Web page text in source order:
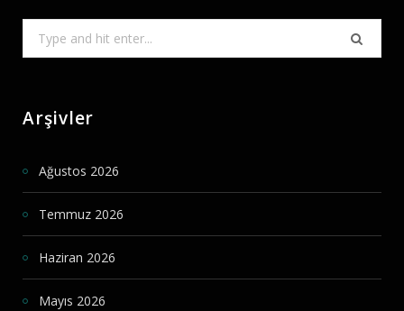
for:
Arşivler
Ağustos 2026
Temmuz 2026
Haziran 2026
Mayıs 2026